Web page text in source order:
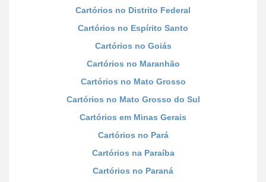
Cartórios no Distrito Federal
Cartórios no Espírito Santo
Cartórios no Goiás
Cartórios no Maranhão
Cartórios no Mato Grosso
Cartórios no Mato Grosso do Sul
Cartórios em Minas Gerais
Cartórios no Pará
Cartórios na Paraíba
Cartórios no Paraná